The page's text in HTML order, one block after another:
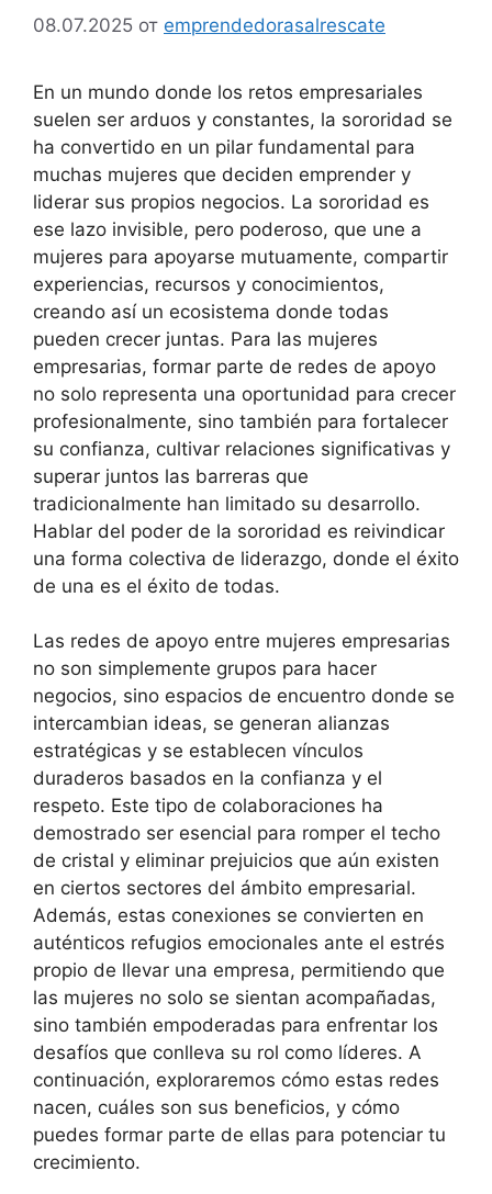
08.07.2025 от emprendedorasalrescate
En un mundo donde los retos empresariales
suelen ser arduos y constantes, la sororidad se
ha convertido en un pilar fundamental para
muchas mujeres que deciden emprender y
liderar sus propios negocios. La sororidad es
ese lazo invisible, pero poderoso, que une a
mujeres para apoyarse mutuamente, compartir
experiencias, recursos y conocimientos,
creando así un ecosistema donde todas
pueden crecer juntas. Para las mujeres
empresarias, formar parte de redes de apoyo
no solo representa una oportunidad para crecer
profesionalmente, sino también para fortalecer
su confianza, cultivar relaciones significativas y
superar juntos las barreras que
tradicionalmente han limitado su desarrollo.
Hablar del poder de la sororidad es reivindicar
una forma colectiva de liderazgo, donde el éxito
de una es el éxito de todas.
Las redes de apoyo entre mujeres empresarias
no son simplemente grupos para hacer
negocios, sino espacios de encuentro donde se
intercambian ideas, se generan alianzas
estratégicas y se establecen vínculos
duraderos basados en la confianza y el
respeto. Este tipo de colaboraciones ha
demostrado ser esencial para romper el techo
de cristal y eliminar prejuicios que aún existen
en ciertos sectores del ámbito empresarial.
Además, estas conexiones se convierten en
auténticos refugios emocionales ante el estrés
propio de llevar una empresa, permitiendo que
las mujeres no solo se sientan acompañadas,
sino también empoderadas para enfrentar los
desafíos que conlleva su rol como líderes. A
continuación, exploraremos cómo estas redes
nacen, cuáles son sus beneficios, y cómo
puedes formar parte de ellas para potenciar tu
crecimiento.